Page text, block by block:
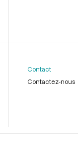
Contact
Contactez-nous